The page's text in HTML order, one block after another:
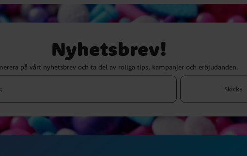
Nyhetsbrev!
på vårt nyhetsbrev och ta del av roliga tips, kampanjer och erbjudanden.
Skicka